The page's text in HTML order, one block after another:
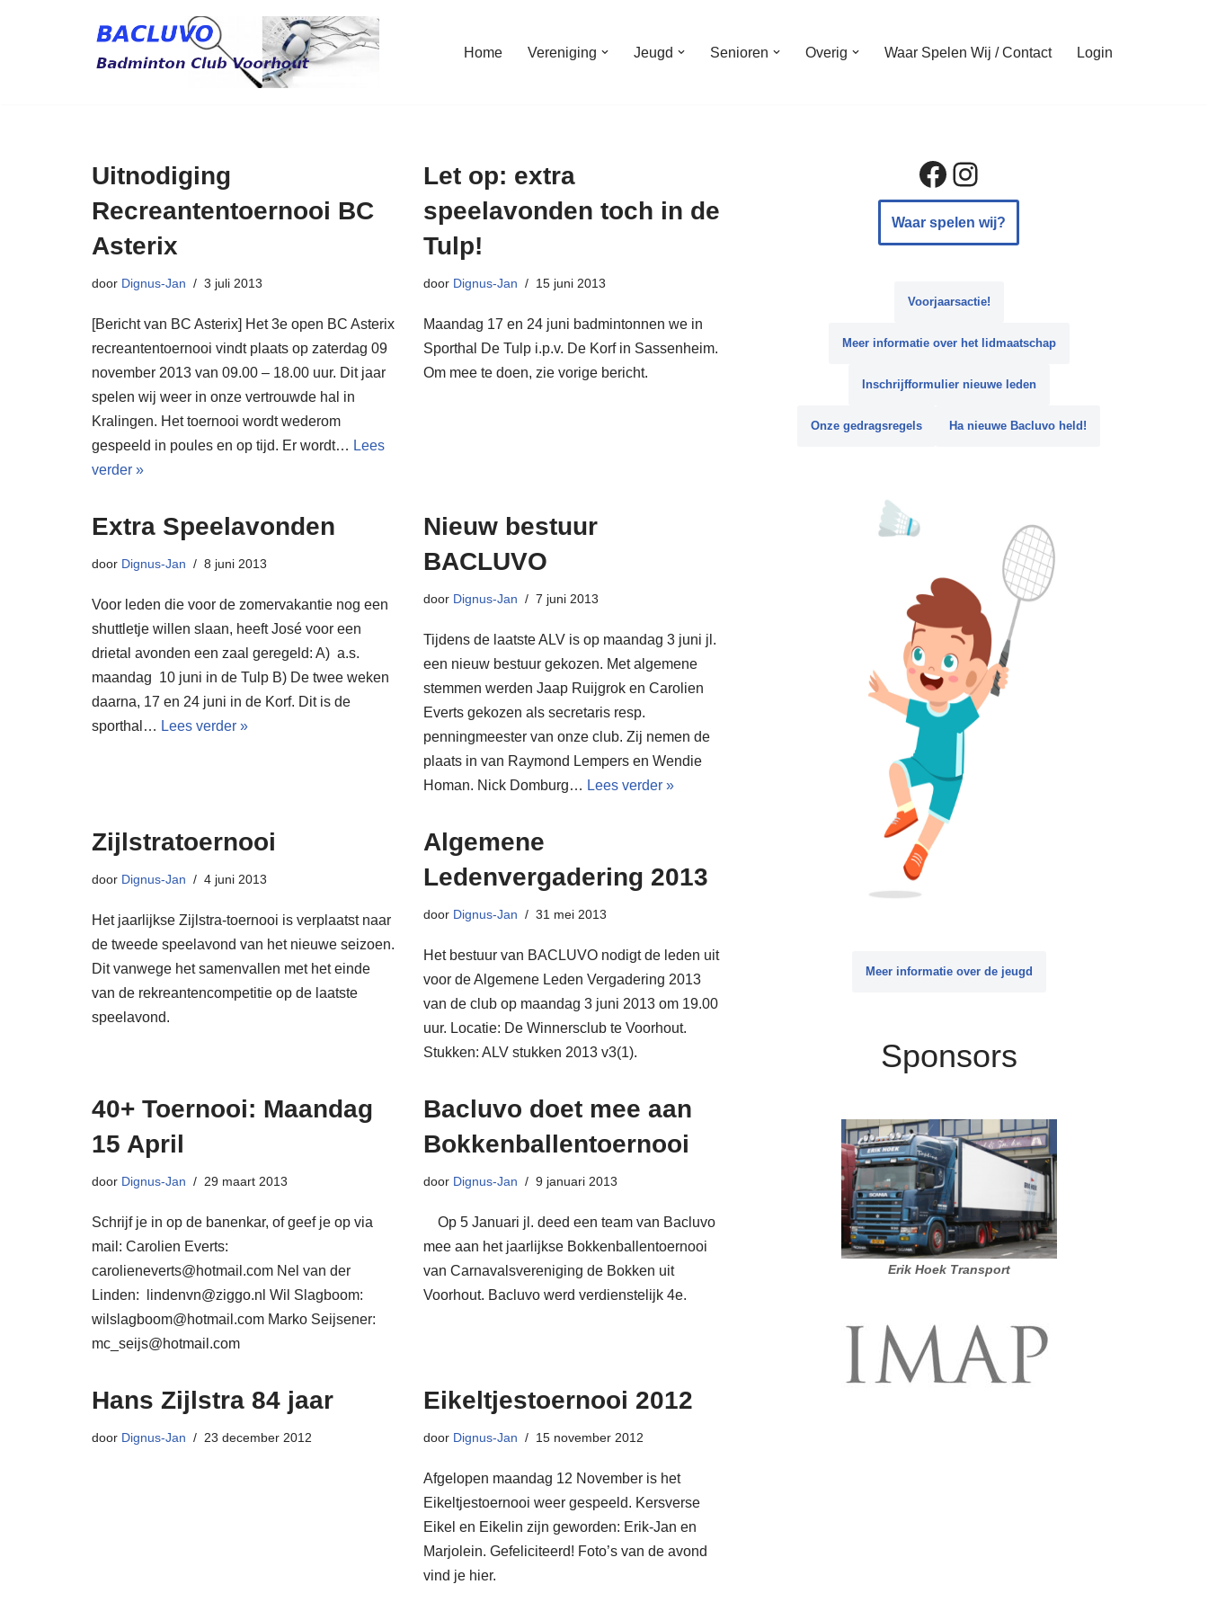
Home Vereniging Jeugd Senioren Overig Waar Spelen Wij / Contact Login
Uitnodiging
Recreantentoernooi BC
Asterix
door Dignus-Jan 3 juli 2013
[Bericht van BC Asterix] Het 3e open BC Asterix
recreantentoernooi vindt plaats op zaterdag 09
november 2013 van 09.00 – 18.00 uur. Dit jaar
spelen wij weer in onze vertrouwde hal in
Kralingen. Het toernooi wordt wederom
gespeeld in poules en op tijd. Er wordt… Lees
verder »
Let op: extra
speelavonden toch in de
Tulp!
door Dignus-Jan 15 juni 2013
Maandag 17 en 24 juni badmintonnen we in
Sporthal De Tulp i.p.v. De Korf in Sassenheim.
Om mee te doen, zie vorige bericht.
Extra Speelavonden
door Dignus-Jan 8 juni 2013
Voor leden die voor de zomervakantie nog een
shuttletje willen slaan, heeft José voor een
drietal avonden een zaal geregeld: A) a.s.
maandag 10 juni in de Tulp B) De twee weken
daarna, 17 en 24 juni in de Korf. Dit is de
sporthal… Lees verder »
Nieuw bestuur
BACLUVO
door Dignus-Jan 7 juni 2013
Tijdens de laatste ALV is op maandag 3 juni jl.
een nieuw bestuur gekozen. Met algemene
stemmen werden Jaap Ruijgrok en Carolien
Everts gekozen als secretaris resp.
penningmeester van onze club. Zij nemen de
plaats in van Raymond Lempers en Wendie
Homan. Nick Domburg… Lees verder »
Zijlstratoernooi
door Dignus-Jan 4 juni 2013
Het jaarlijkse Zijlstra-toernooi is verplaatst naar
de tweede speelavond van het nieuwe seizoen.
Dit vanwege het samenvallen met het einde
van de rekreantencompetitie op de laatste
speelavond.
Algemene
Ledenvergadering 2013
door Dignus-Jan 31 mei 2013
Het bestuur van BACLUVO nodigt de leden uit
voor de Algemene Leden Vergadering 2013
van de club op maandag 3 juni 2013 om 19.00
uur. Locatie: De Winnersclub te Voorhout.
Stukken: ALV stukken 2013 v3(1).
40+ Toernooi: Maandag
15 April
door Dignus-Jan 29 maart 2013
Schrijf je in op de banenkar, of geef je op via
mail: Carolien Everts:
carolieneverts@hotmail.com Nel van der
Linden: lindenvn@ziggo.nl Wil Slagboom:
wilslagboom@hotmail.com Marko Seijsener:
mc_seijs@hotmail.com
Bacluvo doet mee aan
Bokkenballentoernooi
door Dignus-Jan 9 januari 2013
Op 5 Januari jl. deed een team van Bacluvo
mee aan het jaarlijkse Bokkenballentoernooi
van Carnavalsvereniging de Bokken uit
Voorhout. Bacluvo werd verdienstelijk 4e.
Hans Zijlstra 84 jaar
door Dignus-Jan 23 december 2012
Eikeltjestoernooi 2012
door Dignus-Jan 15 november 2012
Afgelopen maandag 12 November is het
Eikeltjestoernooi weer gespeeld. Kersverse
Eikel en Eikelin zijn geworden: Erik-Jan en
Marjolein. Gefeliciteerd! Foto’s van de avond
vind je hier.
Waar spelen wij?
Voorjaarsactie!
Meer informatie over het lidmaatschap
Inschrijfformulier nieuwe leden
Onze gedragsregels Ha nieuwe Bacluvo held!
Meer informatie over de jeugd
Sponsors
Erik Hoek Transport